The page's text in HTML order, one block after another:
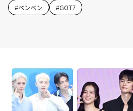
#ベンベン #GOT7